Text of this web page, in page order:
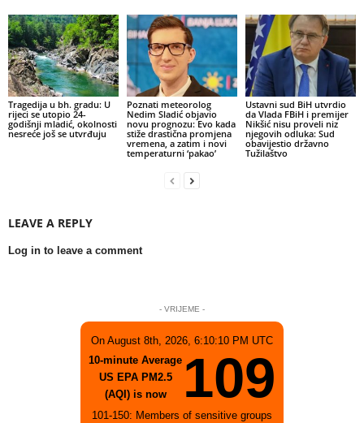
Tragedija u bh. gradu: U
rijeci se utopio 24-
godišnji mladić, okolnosti
nesreće još se utvrđuju
Poznati meteorolog
Nedim Sladić objavio
novu prognozu: Evo kada
stiže drastična promjena
vremena, a zatim i novi
temperaturni ‘pakao’
Ustavni sud BiH utvrdio
da Vlada FBiH i premijer
Nikšić nisu proveli niz
njegovih odluka: Sud
obavijestio državno
Tužilaštvo
LEAVE A REPLY
Log in to leave a comment
- VRIJEME -
On August 8th, 2026, 6:10:10 PM UTC
10-minute Average
US EPA PM2.5
(AQI) is now
109
101-150: Members of sensitive groups